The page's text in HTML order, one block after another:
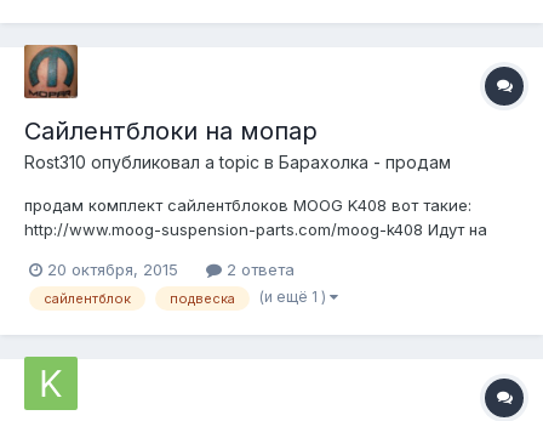
Сайлентблоки на мопар
Rost310 опубликовал a topic в Барахолка - продам
продам комплект сайлентблоков MOOG K408 вот такие:
http://www.moog-suspension-parts.com/moog-k408 Идут на
Dodge 440 1964-1963 Front Upper Dodge A100 1964 Front Upper
Dodge A100 Truck 1964 Front Upper...
20 октября, 2015 2 ответа
сайлентблок подвеска (и ещё 1 )